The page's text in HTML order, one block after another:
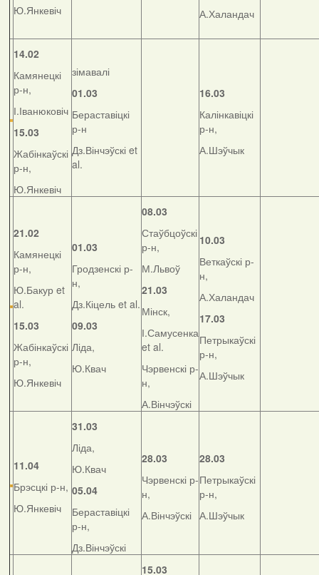
Ю.Янкевіч
А.Халандач
14.02
Камянецкі
р-н,
І.Іванюковіч
15.03
Жабінкаўскі
р-н,
Ю.Янкевіч
зімавалі
01.03
Бераставіцкі
р-н
Дз.Вінчэўскі et
al.
16.03
Калінкавіцкі
р-н,
А.Шэўчык
21.02
Камянецкі
р-н,
Ю.Бакур et
al.
15.03
Жабінкаўскі
р-н,
Ю.Янкевіч
01.03
Гродзенскі р-
н,
Дз.Кіцель et al.
09.03
Ліда,
Ю.Квач
08.03
Стаўбцоўскі
р-н,
М.Львоў
21.03
Мінск,
І.Самусенка
et al.
Чэрвенскі р-
н,
А.Вінчэўскі
10.03
Веткаўскі р-
н,
А.Халандач
17.03
Петрыкаўскі
р-н,
А.Шэўчык
11.04
Брэсцкі р-н,
Ю.Янкевіч
31.03
Ліда,
Ю.Квач
05.04
Бераставіцкі
р-н,
Дз.Вінчэўскі
28.03
Чэрвенскі р-
н,
А.Вінчэўскі
28.03
Петрыкаўскі
р-н,
А.Шэўчык
15.03